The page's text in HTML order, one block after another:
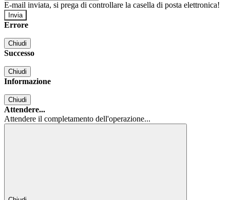
E-mail inviata, si prega di controllare la casella di posta elettronica!
Errore
Chiudi
Successo
Chiudi
Informazione
Chiudi
Attendere...
Attendere il completamento dell'operazione...